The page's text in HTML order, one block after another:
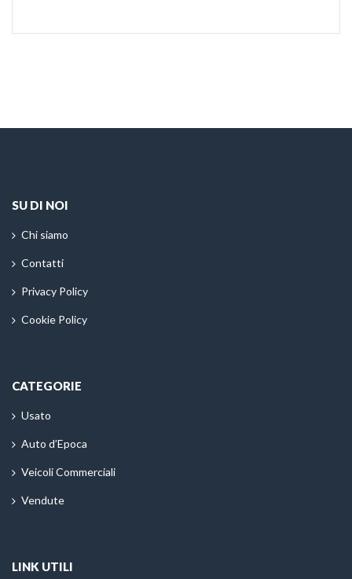
SU DI NOI
Chi siamo
Contatti
Privacy Policy
Cookie Policy
CATEGORIE
Usato
Auto d’Epoca
Veicoli Commerciali
Vendute
LINK UTILI